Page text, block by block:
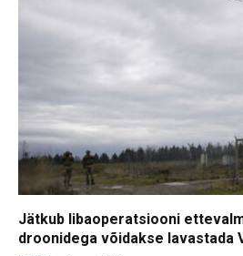
Jätkub libaoperatsiooni
droonidega võidakse lavastada